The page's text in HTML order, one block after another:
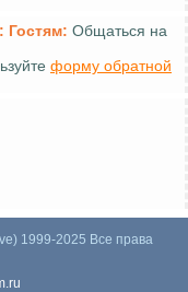
Гостям: Общаться на
форму обратной
1999-2025 Все права